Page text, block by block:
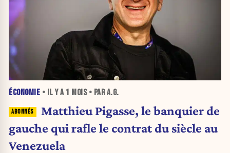
ÉCONOMIE • IL Y A 1 MOIS• PAR A.G.
Matthieu Pigasse, le banquier de
gauche qui rafle le contrat du siècle au
Venezuela